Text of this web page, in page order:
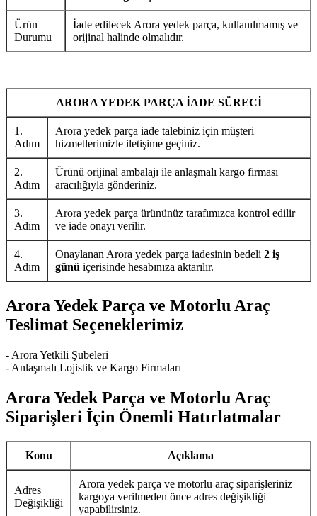
Ürün
Durumu
İade edilecek Arora yedek parça, kullanılmamış ve
orijinal halinde olmalıdır.
ARORA YEDEK PARÇA İADE SÜRECİ
1.
Adım
Arora yedek parça iade talebiniz için müşteri
hizmetlerimizle iletişime geçiniz.
2.
Adım
Ürünü orijinal ambalajı ile anlaşmalı kargo firması
aracılığıyla gönderiniz.
3.
Adım
Arora yedek parça ürününüz tarafımızca kontrol edilir
ve iade onayı verilir.
4.
Adım
Onaylanan Arora yedek parça iadesinin bedeli 2 iş
günü içerisinde hesabınıza aktarılır.
Arora Yedek Parça ve Motorlu Araç
Teslimat Seçeneklerimiz
- Arora Yetkili Şubeleri
- Anlaşmalı Lojistik ve Kargo Firmaları
Arora Yedek Parça ve Motorlu Araç
Siparişleri İçin Önemli Hatırlatmalar
Konu Açıklama
Adres
Değişikliği
Arora yedek parça ve motorlu araç siparişleriniz
kargoya verilmeden önce adres değişikliği
yapabilirsiniz.